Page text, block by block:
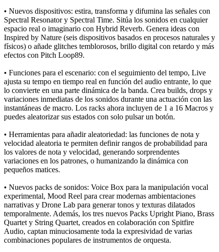
• Nuevos dispositivos: estira, transforma y difumina las señales con
Spectral Resonator y Spectral Time. Sitúa los sonidos en cualquier
espacio real o imaginario con Hybrid Reverb. Genera ideas con
Inspired by Nature (seis dispositivos basados en procesos naturales y
físicos) o añade glitches temblorosos, brillo digital con retardo y más
efectos con Pitch Loop89.
• Funciones para el escenario: con el seguimiento del tempo, Live
ajusta su tempo en tiempo real en función del audio entrante, lo que
lo convierte en una parte dinámica de la banda. Crea builds, drops y
variaciones inmediatas de los sonidos durante una actuación con las
instantáneas de macro. Los racks ahora incluyen de 1 a 16 Macros y
puedes aleatorizar sus estados con solo pulsar un botón.
• Herramientas para añadir aleatoriedad: las funciones de nota y
velocidad aleatoria te permiten definir rangos de probabilidad para
los valores de nota y velocidad, generando sorprendentes
variaciones en los patrones, o humanizando la dinámica con
pequeños matices.
• Nuevos packs de sonidos: Voice Box para la manipulación vocal
experimental, Mood Reel para crear modernas ambientaciones
narrativas y Drone Lab para generar tonos y texturas dilatados
temporalmente. Además, los tres nuevos Packs Upright Piano, Brass
Quartet y String Quartet, creados en colaboración con Spitfire
Audio, captan minuciosamente toda la expresividad de varias
combinaciones populares de instrumentos de orquesta.